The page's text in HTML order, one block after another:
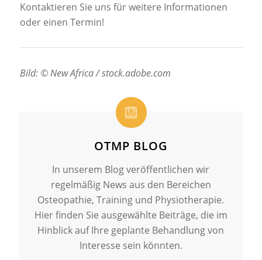
Kontaktieren Sie uns für weitere Informationen
oder einen Termin!
Bild: © New Africa / stock.adobe.com
OTMP BLOG
In unserem Blog veröffentlichen wir
regelmäßig News aus den Bereichen
Osteopathie, Training und Physiotherapie.
Hier finden Sie ausgewählte Beiträge, die im
Hinblick auf Ihre geplante Behandlung von
Interesse sein könnten.